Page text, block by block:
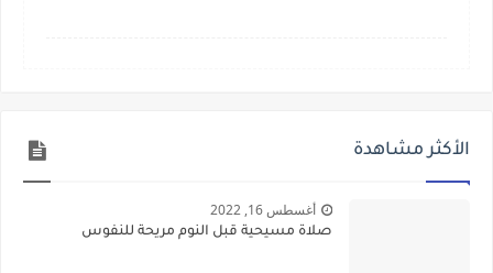
الأكثر مشاهدة
أغسطس 16, 2022
صلاة مسيحية قبل النوم مريحة للنفوس